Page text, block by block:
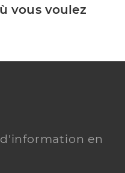
vous voulez
en